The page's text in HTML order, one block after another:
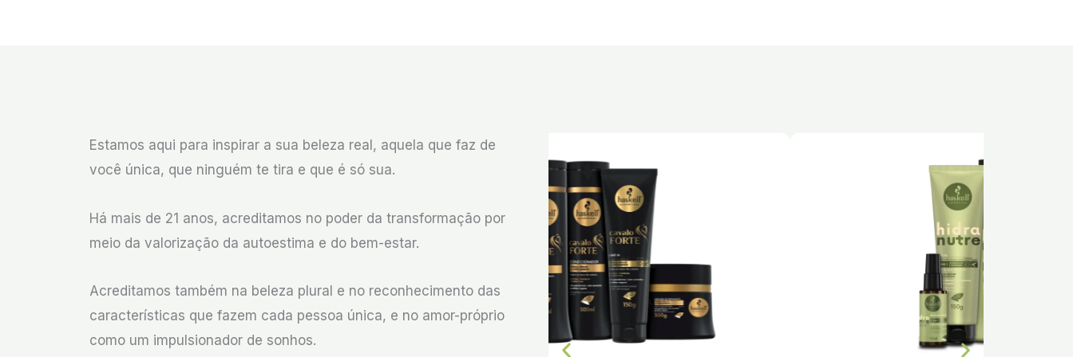
Estamos aqui para inspirar a sua beleza real, aquela que faz de
você única, que ninguém te tira e que é só sua.
Há mais de 21 anos, acreditamos no poder da transformação por
meio da valorização da autoestima e do bem-estar.
Acreditamos também na beleza plural e no reconhecimento das
características que fazem cada pessoa única, e no amor-próprio
como um impulsionador de sonhos.